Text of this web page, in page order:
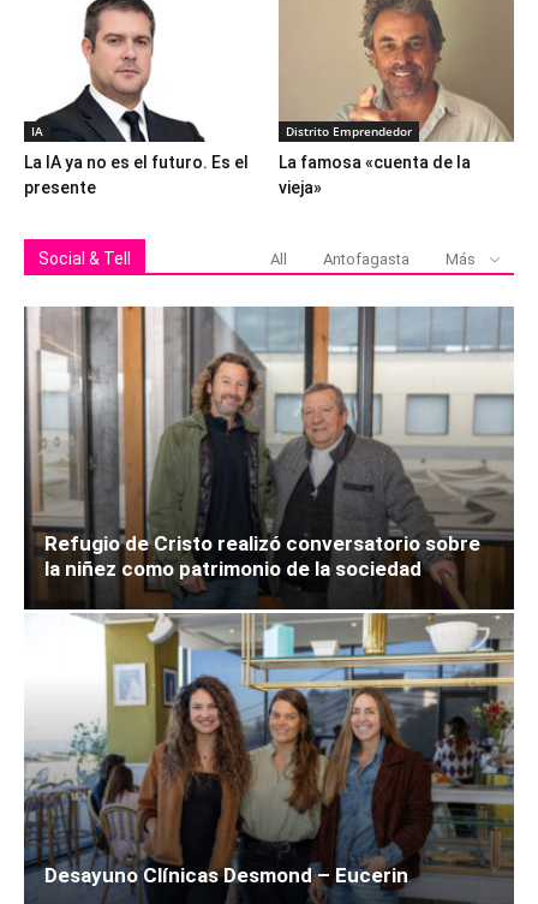
IA
La IA ya no es el futuro. Es el
presente
Distrito Emprendedor
La famosa «cuenta de la
vieja»
Social & Tell All Antofagasta Más
Refugio de Cristo realizó conversatorio sobre
la niñez como patrimonio de la sociedad
Desayuno Clínicas Desmond – Eucerin